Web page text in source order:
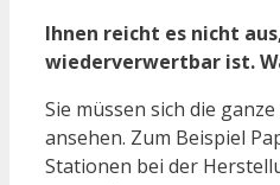
Ihnen reicht es nicht
wiederverwertbar ist.
Sie müssen sich die
ansehen. Zum Beispiel
Stationen bei der